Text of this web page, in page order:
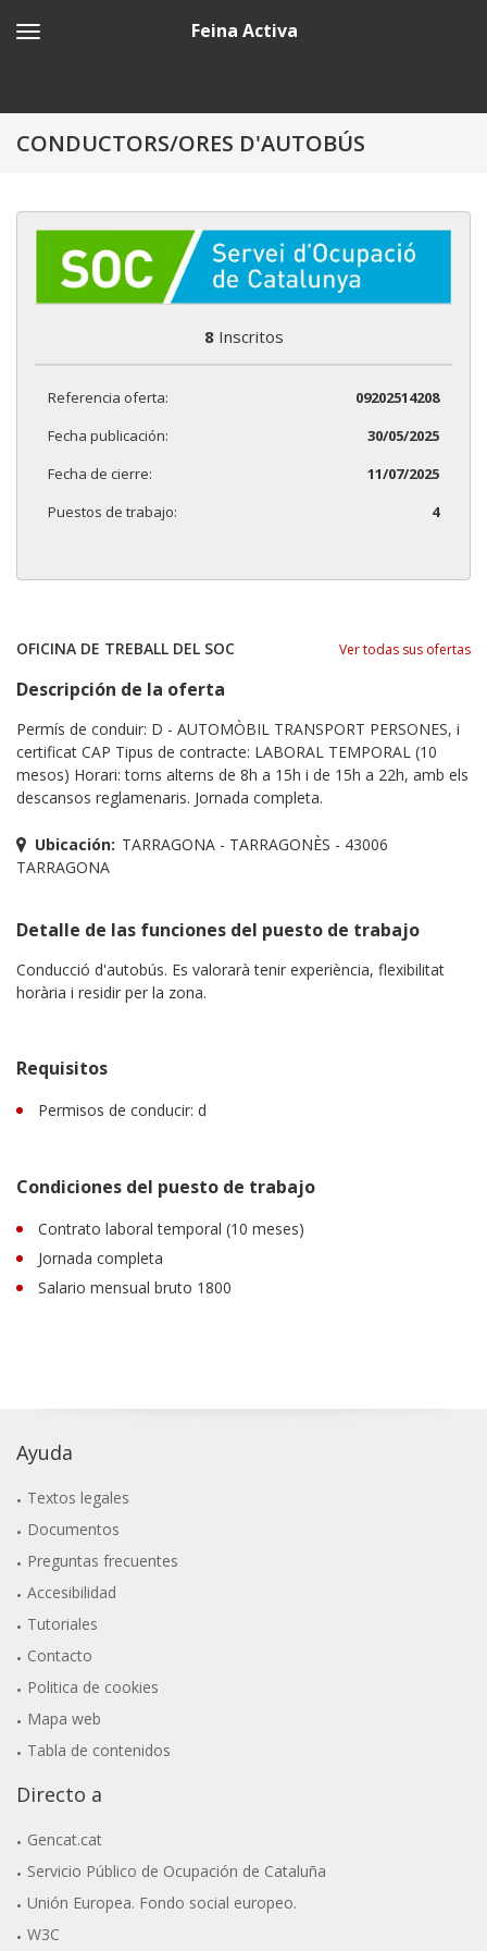
Feina Activa
CONDUCTORS/ORES D'AUTOBÚS
8Inscritos
Referencia oferta:
09202514208
Fecha publicación:
30/05/2025
Fecha de cierre:
11/07/2025
Puestos de trabajo:
4
OFICINA DE TREBALL DEL SOC Ver todas sus ofertas
Descripción de la oferta
Permís de conduir: D - AUTOMÒBIL TRANSPORT PERSONES, i
certificat CAP Tipus de contracte: LABORAL TEMPORAL (10
mesos) Horari: torns alterns de 8h a 15h i de 15h a 22h, amb els
descansos reglamenaris. Jornada completa.
Ubicación: TARRAGONA - TARRAGONÈS - 43006
TARRAGONA
Detalle de las funciones del puesto de trabajo
Conducció d'autobús. Es valorarà tenir experiència, flexibilitat
horària i residir per la zona.
Requisitos
Permisos de conducir: d
Condiciones del puesto de trabajo
Contrato laboral temporal (10 meses)
Jornada completa
Salario mensual bruto 1800
Ayuda
Textos legales
Documentos
Preguntas frecuentes
Accesibilidad
Tutoriales
Contacto
Politica de cookies
Mapa web
Tabla de contenidos
Directo a
Gencat.cat
Servicio Público de Ocupación de Cataluña
Unión Europea. Fondo social europeo.
W3C